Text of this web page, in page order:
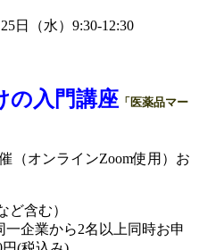
日（水）9:30-12:30
の入門講座 「医薬品マー
（オンラインZoom使用）お
ど含む）
企業から2名以上同時お申